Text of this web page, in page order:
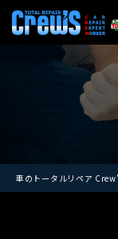
車のトータルリペア